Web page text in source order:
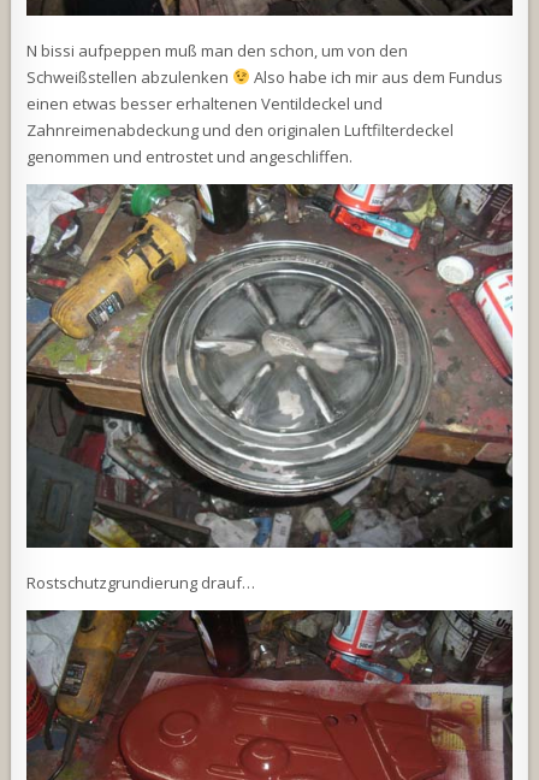
N bissi aufpeppen muß man den schon, um von den
Schweißstellen abzulenken
Also habe ich mir aus dem Fundus
einen etwas besser erhaltenen Ventildeckel und
Zahnreimenabdeckung und den originalen Luftfilterdeckel
genommen und entrostet und angeschliffen.
Rostschutzgrundierung drauf…